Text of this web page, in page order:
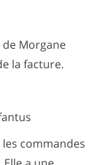
Morgane
la facture.
commandes